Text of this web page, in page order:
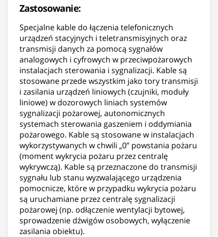
Zastosowanie:
Specjalne kable do łączenia telefonicznych
urządzeń stacyjnych i teletransmisyjnych oraz
transmisji danych za pomocą sygnałów
analogowych i cyfrowych w przeciwpożarowych
instalacjach sterowania i sygnalizacji. Kable są
stosowane przede wszystkim jako tory transmisji
i zasilania urządzeń liniowych (czujniki, moduły
liniowe) w dozorowych liniach systemów
sygnalizacji pożarowej, autonomicznych
systemach sterowania gaszeniem i oddymiania
pożarowego. Kable są stosowane w instalacjach
wykorzystywanych w chwili „0” powstania pożaru
(moment wykrycia pożaru przez centralę
wykrywczą). Kable są przeznaczone do transmisji
sygnału lub stanu wyzwalającego urządzenia
pomocnicze, które w przypadku wykrycia pożaru
są uruchamiane przez centralę sygnalizacji
pożarowej (np. odłączenie wentylacji bytowej,
sprowadzenie dźwigów osobowych, wyłączenie
zasilania obiektu).